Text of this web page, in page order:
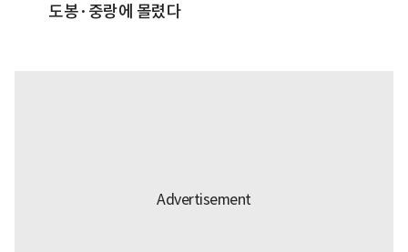
도봉·중랑에 몰렸다